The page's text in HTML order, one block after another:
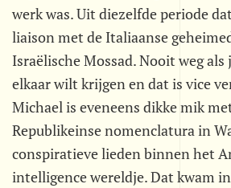
werk was. Uit diezelfde periode
liaison met de Italiaanse
Israëlische Mossad. Nooit weg als
elkaar wilt krijgen en dat is vice
Michael is eveneens dikke mik
Republikeinse nomenclatura in
conspiratieve lieden binnen het
intelligence wereldje. Dat kwam